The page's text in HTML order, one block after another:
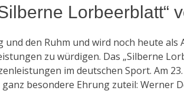
Lorbeerblatt“
den Ruhm und wird noch heute als
zu würdigen. Das „Silberne
im deutschen Sport. Am
besondere Ehrung zuteil: Werner